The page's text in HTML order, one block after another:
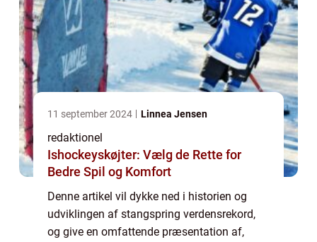
11 september 2024 Linnea Jensen
redaktionel
Ishockeyskøjter: Vælg de Rette for
Bedre Spil og Komfort
Denne artikel vil dykke ned i historien og
udviklingen af stangspring verdensrekord,
og give en omfattende præsentation af,